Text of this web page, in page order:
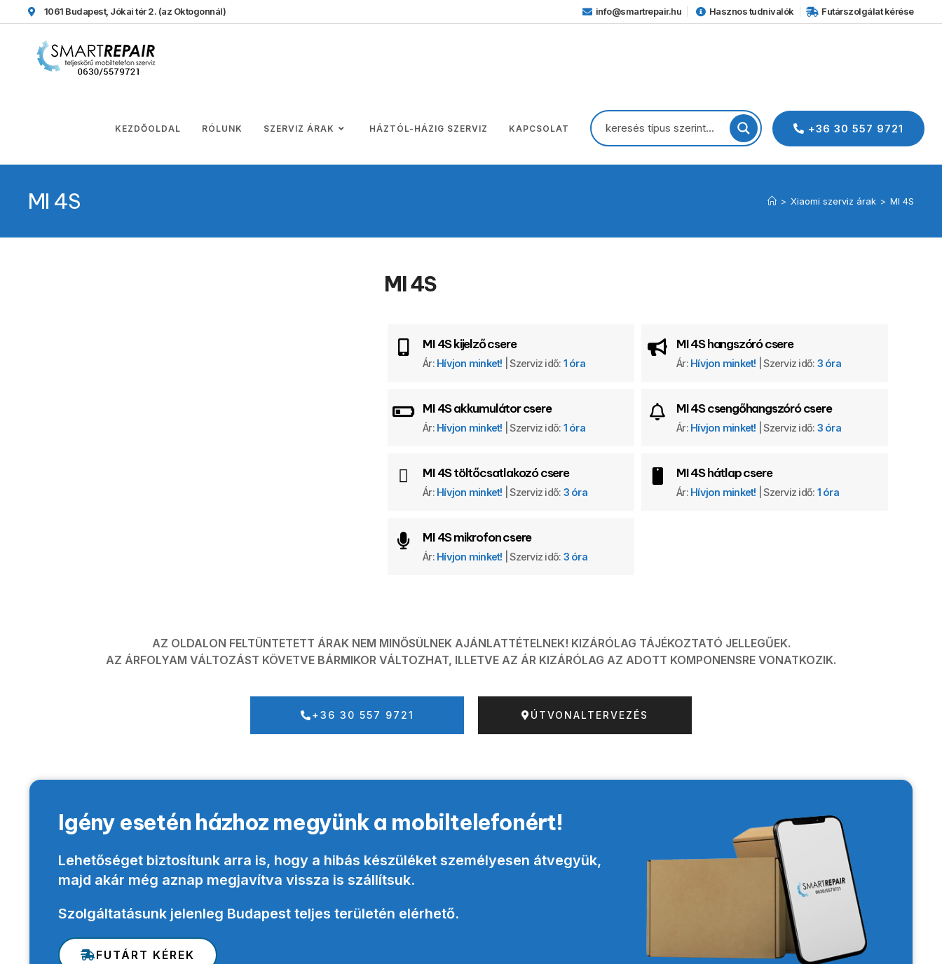
1061 Budapest, Jókai tér 2. (az Oktogonnál) info@smartrepair.hu Hasznos tudnivalók Futárszolgálat kérése
KEZDŐOLDAL RÓLUNK SZERVIZ ÁRAK HÁZTÓL-HÁZIG SZERVIZ KAPCSOLAT +36 30 557 9721
MI 4S > Xiaomi szerviz árak > MI 4S
MI 4S
MI 4S kijelző csere
Ár: Hívjon minket! | Szerviz idő: 1 óra
MI 4S hangszóró csere
Ár: Hívjon minket! | Szerviz idő: 3 óra
MI 4S akkumulátor csere
Ár: Hívjon minket! | Szerviz idő: 1 óra
MI 4S csengőhangszóró csere
Ár: Hívjon minket! | Szerviz idő: 3 óra
MI 4S töltőcsatlakozó csere
Ár: Hívjon minket! | Szerviz idő: 3 óra
MI 4S hátlap csere
Ár: Hívjon minket! | Szerviz idő: 1 óra
MI 4S mikrofon csere
Ár: Hívjon minket! | Szerviz idő: 3 óra
AZ OLDALON FELTÜNTETETT ÁRAK NEM MINŐSÜLNEK AJÁNLATTÉTELNEK! KIZÁRÓLAG TÁJÉKOZTATÓ JELLEGŰEK.
AZ ÁRFOLYAM VÁLTOZÁST KÖVETVE BÁRMIKOR VÁLTOZHAT, ILLETVE AZ ÁR KIZÁRÓLAG AZ ADOTT KOMPONENSRE VONATKOZIK.
+36 30 557 9721 ÚTVONALTERVEZÉS
Igény esetén házhoz megyünk a mobiltelefonért!
Lehetőséget biztosítunk arra is, hogy a hibás készüléket személyesen átvegyük,
majd akár még aznap megjavítva vissza is szállítsuk.
Szolgáltatásunk jelenleg Budapest teljes területén elérhető.
FUTÁRT KÉREK